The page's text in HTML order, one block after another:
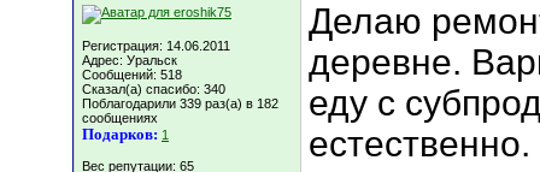
Регистрация: 14.06.2011
Адрес: Уральск
Сообщений: 518
Сказал(а) спасибо: 340
Поблагодарили 339 раз(а) в 182
сообщениях
Подарков: 1
Вес репутации: 65
Делаю
деревне.
еду с